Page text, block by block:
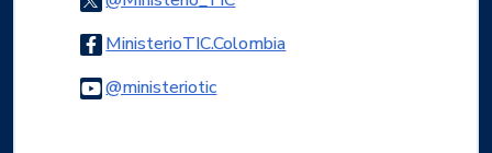
MinisterioTIC.ColombiaLogo Facebook
@ministerioticLogo Youtube